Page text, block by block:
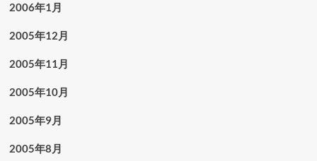
2006年1月
2005年12月
2005年11月
2005年10月
2005年9月
2005年8月